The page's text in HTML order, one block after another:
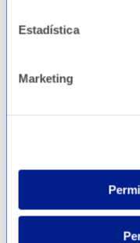
Estadística
Marketing